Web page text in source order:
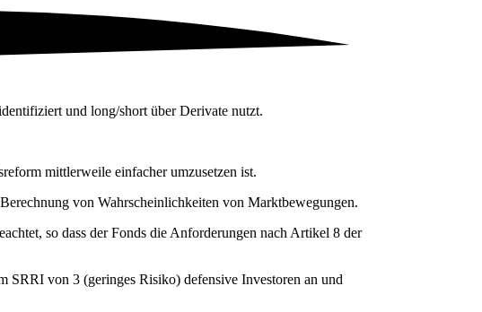
und long/short über Derivate nutzt.
mittlerweile einfacher umzusetzen ist.
von Wahrscheinlichkeiten von Marktbewegungen.
so dass der Fonds die Anforderungen nach Artikel 8 der
SRRI von 3 (geringes Risiko) defensive Investoren an und